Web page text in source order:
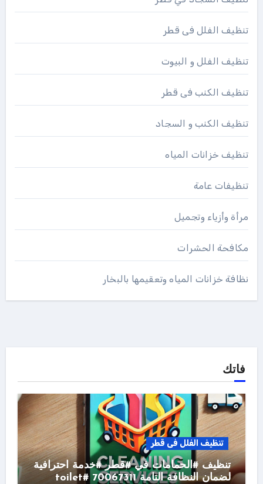
تنظيف الفلل فى قطر
تنظيف الفلل و البيوت
تنظيف الكنب فى قطر
تنظيف الكنب و السجاد
تنظيف خزانات المياه
تنظيفات عامة
مرأة وأزياء وتجميل
مكافحة الحشرات
نظافة خزانات المياه وتعقيمها بالبخار
فاتك
تنظيف الفلل فى قطر
تنظيف #الحمامات في #قطر #خدمة احترافية
لضمان النظافة التامة 70067311 #toilet